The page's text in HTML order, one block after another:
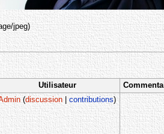
jpeg)
Utilisateur
(discussion|contributions)